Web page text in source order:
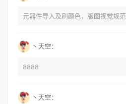
元器件导入及刷颜色，版图视觉规范
丶天空：
8888
丶天空：